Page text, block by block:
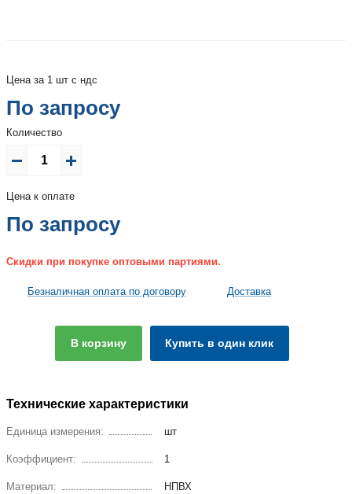
Цена за 1 шт с ндс
По запросу
Количество
Цена к оплате
По запросу
Скидки при покупке оптовыми партиями.
Безналичная оплата по договору Доставка
В корзину Купить в один клик
Технические характеристики
Единица измерения: шт
Коэффициент: 1
Материал: НПВХ